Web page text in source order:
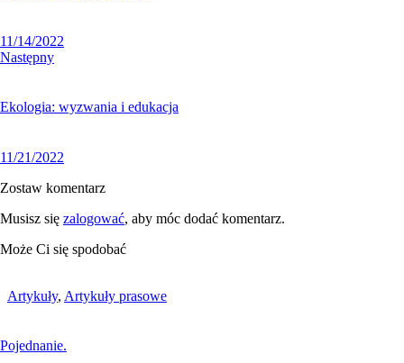
11/14/2022
Następny
Ekologia: wyzwania i edukacja
11/21/2022
Zostaw komentarz
Musisz się zalogować, aby móc dodać komentarz.
Może Ci się spodobać
Artykuły, Artykuły prasowe
Pojednanie.